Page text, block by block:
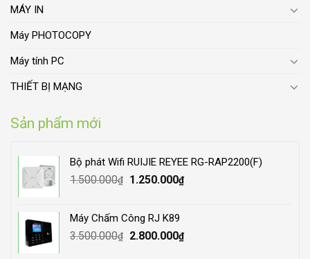
MÁY IN
Máy PHOTOCOPY
Máy tính PC
THIẾT BỊ MẠNG
Sản phẩm mới
Bộ phát Wifi RUIJIE REYEE RG-RAP2200(F)
1.500.000₫
Original
1.500.000₫.
1.250.000₫Current
Máy Chấm Công RJ K89
3.500.000₫
Original
2.800.000₫Current